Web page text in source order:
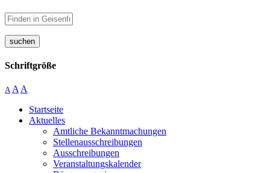
suchen
Schriftgröße
A A A
Startseite
Aktuelles
Amtliche Bekanntmachungen
Stellenausschreibungen
Ausschreibungen
Veranstaltungskalender